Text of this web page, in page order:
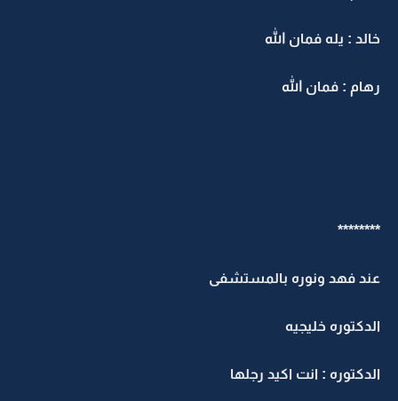
: يله فمان الله
: فمان الله
فهد ونوره بالمستشفى
خليجيه
: انت اكيد رجلها